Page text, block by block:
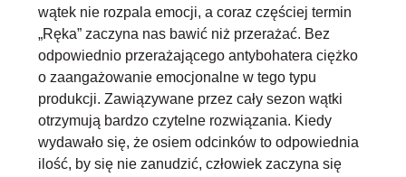
wątek nie rozpala emocji, a coraz częściej termin
„Ręka” zaczyna nas bawić niż przerażać. Bez
odpowiednio przerażającego antybohatera ciężko
o zaangażowanie emocjonalne w tego typu
produkcji. Zawiązywane przez cały sezon wątki
otrzymują bardzo czytelne rozwiązania. Kiedy
wydawało się, że osiem odcinków to odpowiednia
ilość, by się nie zanudzić, człowiek zaczyna się